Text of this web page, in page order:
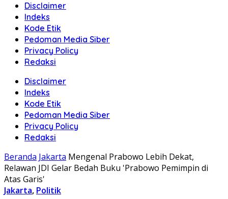
Disclaimer
Indeks
Kode Etik
Pedoman Media Siber
Privacy Policy
Redaksi
Disclaimer
Indeks
Kode Etik
Pedoman Media Siber
Privacy Policy
Redaksi
Beranda Jakarta Mengenal Prabowo Lebih Dekat,
Relawan JDI Gelar Bedah Buku 'Prabowo Pemimpin di
Atas Garis'
Jakarta, Politik